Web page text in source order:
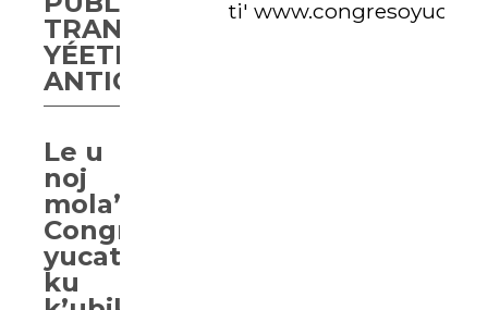
ti'
TRANSPARENCIA
YÉETEL
ANTICORRUPCIÓN
Le u
noj
mola’ay
Congresoi
yucatan
ku